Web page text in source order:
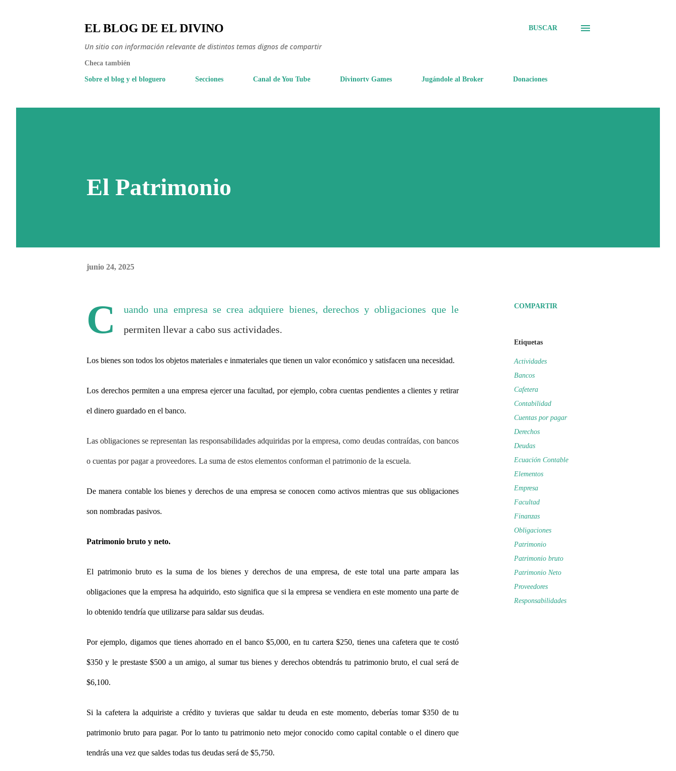
EL BLOG DE EL DIVINO
Un sitio con información relevante de distintos temas dignos de compartir
BUSCAR
Checa también
Sobre el blog y el bloguero Secciones Canal de You Tube Divinortv Games Jugándole al Broker Donaciones
El Patrimonio
junio 24, 2025
C
uando una empresa se crea adquiere bienes, derechos y obligaciones que le
permiten llevar a cabo sus actividades.
Los bienes son todos los objetos materiales e inmateriales que tienen un valor económico y satisfacen una necesidad.
Los derechos permiten a una empresa ejercer una facultad, por ejemplo, cobra cuentas pendientes a clientes y retirar
el dinero guardado en el banco.
Las obligaciones se representan las responsabilidades adquiridas por la empresa, como deudas contraídas, con bancos
o cuentas por pagar a proveedores. La suma de estos elementos conforman el patrimonio de la escuela.
De manera contable los bienes y derechos de una empresa se conocen como activos mientras que sus obligaciones
son nombradas pasivos.
Patrimonio bruto y neto.
El patrimonio bruto es la suma de los bienes y derechos de una empresa, de este total una parte ampara las
obligaciones que la empresa ha adquirido, esto significa que si la empresa se vendiera en este momento una parte de
lo obtenido tendría que utilizarse para saldar sus deudas.
Por ejemplo, digamos que tienes ahorrado en el banco $5,000, en tu cartera $250, tienes una cafetera que te costó
$350 y le prestaste $500 a un amigo, al sumar tus bienes y derechos obtendrás tu patrimonio bruto, el cual será de
$6,100.
Si la cafetera la adquiriste a crédito y tuvieras que saldar tu deuda en este momento, deberías tomar $350 de tu
patrimonio bruto para pagar. Por lo tanto tu patrimonio neto mejor conocido como capital contable o el dinero que
tendrás una vez que saldes todas tus deudas será de $5,750.
COMPARTIR
Etiquetas
Actividades
Bancos
Cafetera
Contabilidad
Cuentas por pagar
Derechos
Deudas
Ecuación Contable
Elementos
Empresa
Facultad
Finanzas
Obligaciones
Patrimonio
Patrimonio bruto
Patrimonio Neto
Proveedores
Responsabilidades